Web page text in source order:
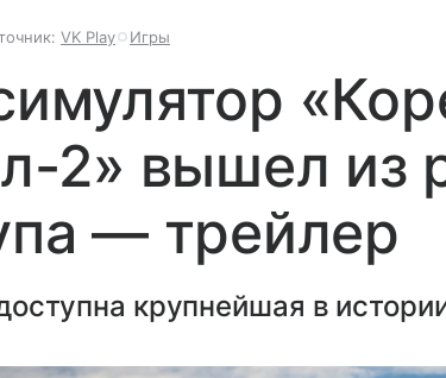
VK Play Игры
2» вышел из
— трейлер
крупнейшая в